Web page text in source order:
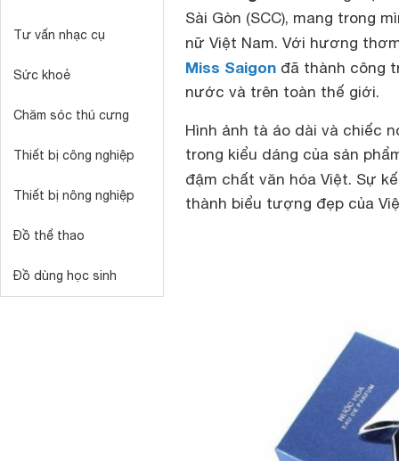
Tư vấn nhạc cụ
Sức khoẻ
Chăm sóc thú cưng
Thiết bị công nghiệp
Thiết bị nông nghiệp
Đồ thể thao
Đồ dùng học sinh
Sài Gòn (SCC), mang trong
nữ Việt Nam. Với hương
Miss Saigon đã thành công
nước và trên toàn thế giới.
Hình ảnh tà áo dài và chiếc
trong kiểu dáng của sản
đậm chất văn hóa Việt. Sự
thành biểu tượng đẹp của